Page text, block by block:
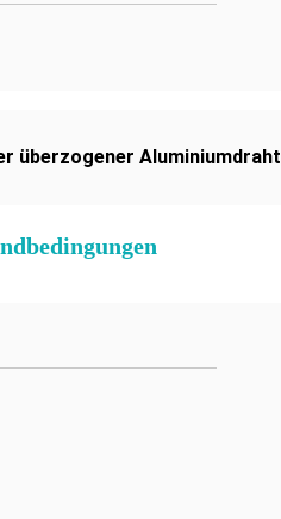
überzogener Aluminiumdraht